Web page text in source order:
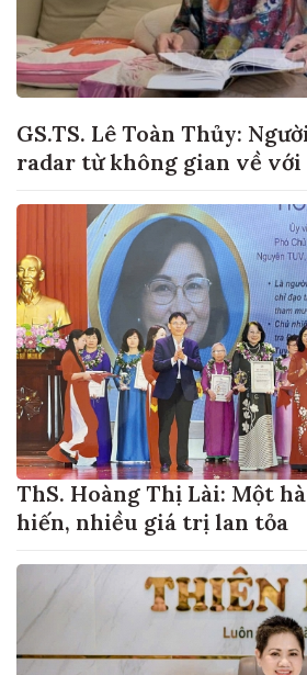
GS.TS. Lê Toàn Thủy:
radar từ không gian về với
ThS. Hoàng Thị Lài: Một
hiến, nhiều giá trị lan tỏa